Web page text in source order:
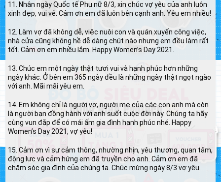
11. Nhân ngày Quốc tế Phụ nữ 8/3, xin chúc vợ yêu của anh luôn
xinh đẹp, vui vẻ. Cảm ơn em đã luôn bên cạnh anh. Yêu em nhiều!
12. Làm vợ đã không dễ, việc nuôi con và quán xuyến công việc,
nhà cửa cũng không hề dễ dàng chút nào nhưng em đều làm rất
tốt. Cảm ơn em nhiều lắm. Happy Women’s Day 2021.
13. Chúc em một ngày thật tươi vui và hạnh phúc hơn những
ngày khác. Ở bên em 365 ngày đều là những ngày thật ngọt ngào
với anh. Mãi mãi yêu em.
14. Em không chỉ là người vợ, người mẹ của các con anh mà còn
là người bạn đồng hành với anh suốt cuộc đời này. Chúng ta hãy
cùng vun đắp để có mái ấm gia đình hạnh phúc nhé. Happy
Women’s Day 2021, vợ yêu!
15. Cảm ơn vì sự cảm thông, nhường nhịn, yêu thương, quan tâm,
động lực và cảm hứng em đã truyền cho anh. Cảm ơn em đã
chăm sóc gia đình của chúng ta. Chúc mừng ngày 8/3 vợ yêu.